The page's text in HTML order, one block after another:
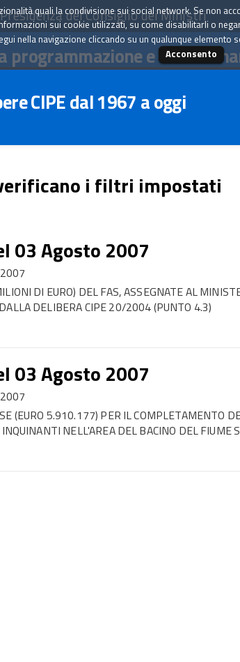
del Consiglio dei Ministri
programmazione e il
CIPE dal 1967 a oggi
i filtri impostati
03 Agosto 2007
DI EURO) DEL FAS, ASSEGNATE AL
DELIBERA CIPE 20/2004 (PUNTO 4.3)
03 Agosto 2007
(EURO 5.910.177) PER IL COMPLETAMENTO
NELL'AREA DEL BACINO DEL FIUME
quali la condivisione sui social network. Se non
sui cookie utilizzati, su come disabilitarli o
nella navigazione cliccando su un qualunque
Acconsento